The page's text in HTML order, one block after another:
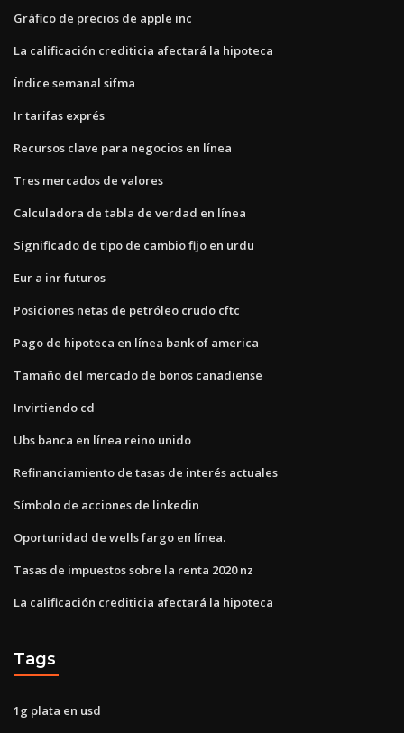
Gráfico de precios de apple inc
La calificación crediticia afectará la hipoteca
Índice semanal sifma
Ir tarifas exprés
Recursos clave para negocios en línea
Tres mercados de valores
Calculadora de tabla de verdad en línea
Significado de tipo de cambio fijo en urdu
Eur a inr futuros
Posiciones netas de petróleo crudo cftc
Pago de hipoteca en línea bank of america
Tamaño del mercado de bonos canadiense
Invirtiendo cd
Ubs banca en línea reino unido
Refinanciamiento de tasas de interés actuales
Símbolo de acciones de linkedin
Oportunidad de wells fargo en línea.
Tasas de impuestos sobre la renta 2020 nz
La calificación crediticia afectará la hipoteca
Tags
1g plata en usd